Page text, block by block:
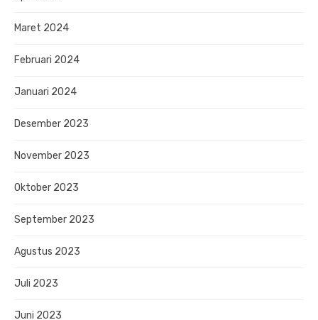
Maret 2024
Februari 2024
Januari 2024
Desember 2023
November 2023
Oktober 2023
September 2023
Agustus 2023
Juli 2023
Juni 2023